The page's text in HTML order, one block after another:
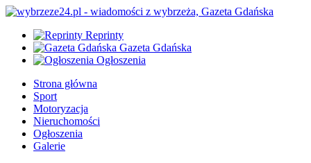
Reprinty
Gazeta Gdańska
Ogłoszenia
Strona główna
Sport
Motoryzacja
Nieruchomości
Ogłoszenia
Galerie